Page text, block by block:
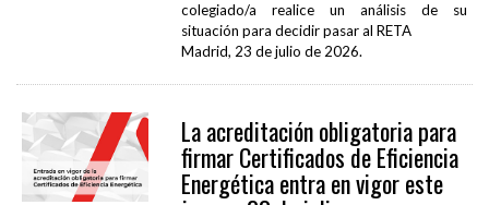
colegiado/a realice un análisis de su
situación para decidir pasar al RETA
Madrid, 23 de julio de 2026.
La acreditación obligatoria para
firmar Certificados de Eficiencia
Energética entra en vigor este